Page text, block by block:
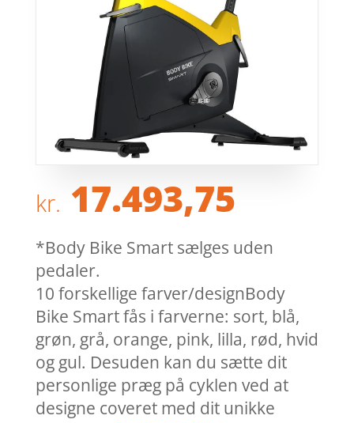
kr. 17.493,75
*Body Bike Smart sælges uden
pedaler.
10 forskellige farver/designBody
Bike Smart fås i farverne: sort, blå,
grøn, grå, orange, pink, lilla, rød, hvid
og gul. Desuden kan du sætte dit
personlige præg på cyklen ved at
designe coveret med dit unikke